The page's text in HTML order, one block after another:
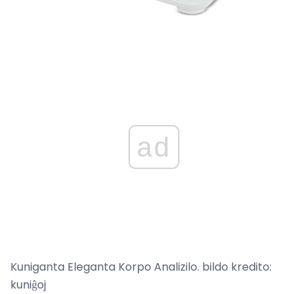
ad
Kuniganta Eleganta Korpo Analizilo. bildo kredito:
kuniĝoj